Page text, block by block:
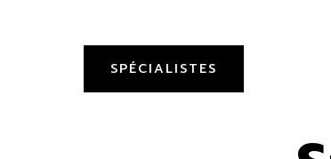
SPÉCIALISTES